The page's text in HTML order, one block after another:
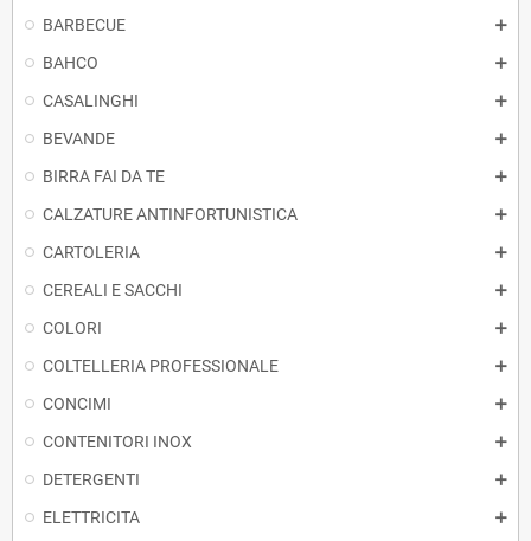
BARBECUE
BAHCO
CASALINGHI
BEVANDE
BIRRA FAI DA TE
CALZATURE ANTINFORTUNISTICA
CARTOLERIA
CEREALI E SACCHI
COLORI
COLTELLERIA PROFESSIONALE
CONCIMI
CONTENITORI INOX
DETERGENTI
ELETTRICITA